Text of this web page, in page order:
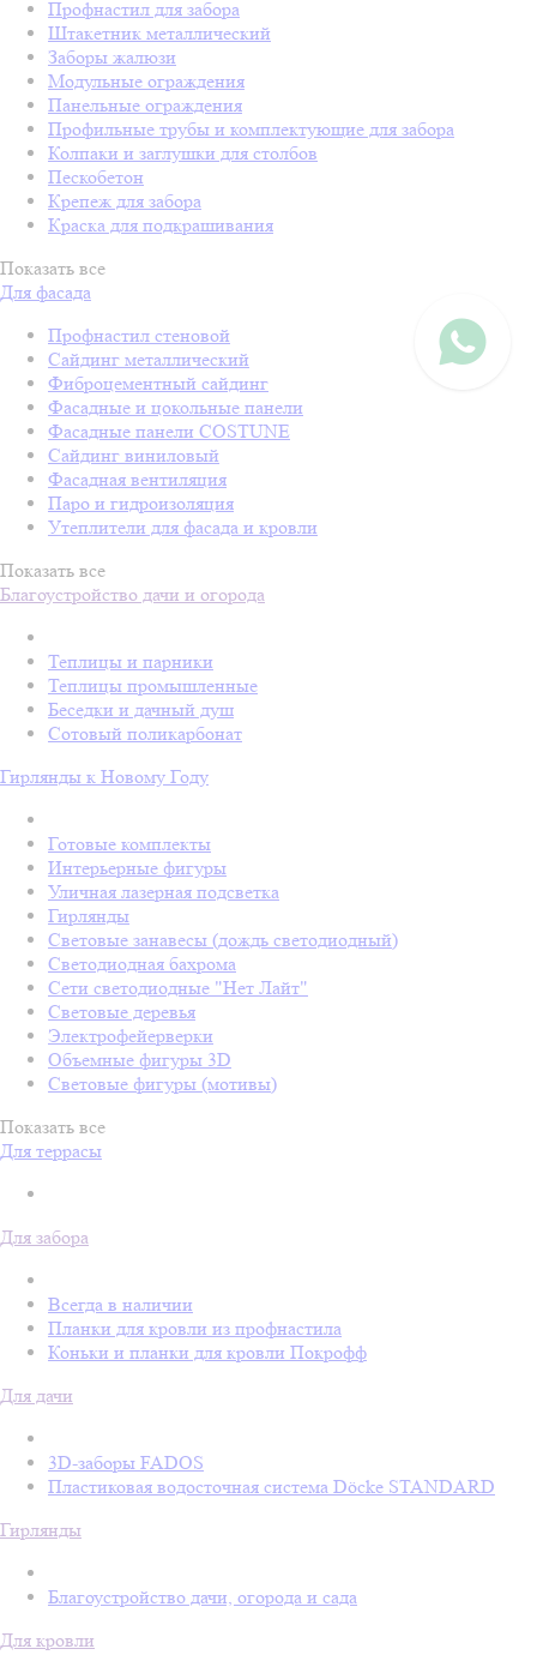
Профнастил для забора
Штакетник металлический
Заборы жалюзи
Модульные ограждения
Панельные ограждения
Профильные трубы и комплектующие для забора
Колпаки и заглушки для столбов
Пескобетон
Крепеж для забора
Краска для подкрашивания
Показать все
Для фасада
Профнастил стеновой
Сайдинг металлический
Фиброцементный сайдинг
Фасадные и цокольные панели
Фасадные панели COSTUNE
Сайдинг виниловый
Фасадная вентиляция
Паро и гидроизоляция
Утеплители для фасада и кровли
Показать все
Благоустройство дачи и огорода
Теплицы и парники
Теплицы промышленные
Беседки и дачный душ
Сотовый поликарбонат
Гирлянды к Новому Году
Готовые комплекты
Интерьерные фигуры
Уличная лазерная подсветка
Гирлянды
Световые занавесы (дождь светодиодный)
Светодиодная бахрома
Сети светодиодные "Нет Лайт"
Световые деревья
Электрофейерверки
Объемные фигуры 3D
Световые фигуры (мотивы)
Показать все
Для террасы
Для забора
Всегда в наличии
Планки для кровли из профнастила
Коньки и планки для кровли Покрофф
Для дачи
3D-заборы FADOS
Пластиковая водосточная система Döcke STANDARD
Гирлянды
Благоустройство дачи, огорода и сада
Для кровли